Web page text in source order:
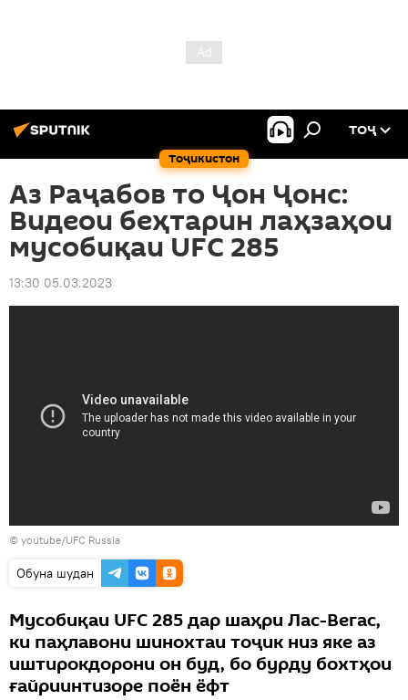
Тоҷикистон
ТОҶ
Аз Раҷабов то Ҷон Ҷонс:
Видеои беҳтарин лаҳзаҳои
мусобиқаи UFC 285
13:30 05.03.2023
© youtube/UFC Russia
Обуна шудан
Мусобиқаи UFC 285 дар шаҳри Лас-Вегас,
ки паҳлавони шинохтаи тоҷик низ яке аз
иштирокдорони он буд, бо бурду бохтҳои
ғайриинтизоре поён ёфт